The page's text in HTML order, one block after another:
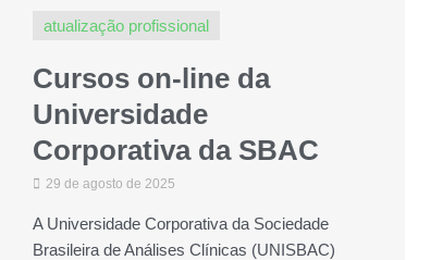
atualização profissional
Cursos on-line da
Universidade
Corporativa da SBAC
29 de agosto de 2025
A Universidade Corporativa da Sociedade
Brasileira de Análises Clínicas (UNISBAC)